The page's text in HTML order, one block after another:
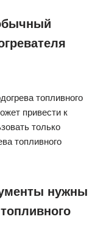
топливного
привести к
только
топливного
нужны